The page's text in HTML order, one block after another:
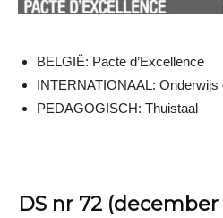
BELGIË: Pacte d’Excellence
INTERNATIONAAL: Onderwijs
PEDAGOGISCH: Thuistaal
DS nr 72 (december